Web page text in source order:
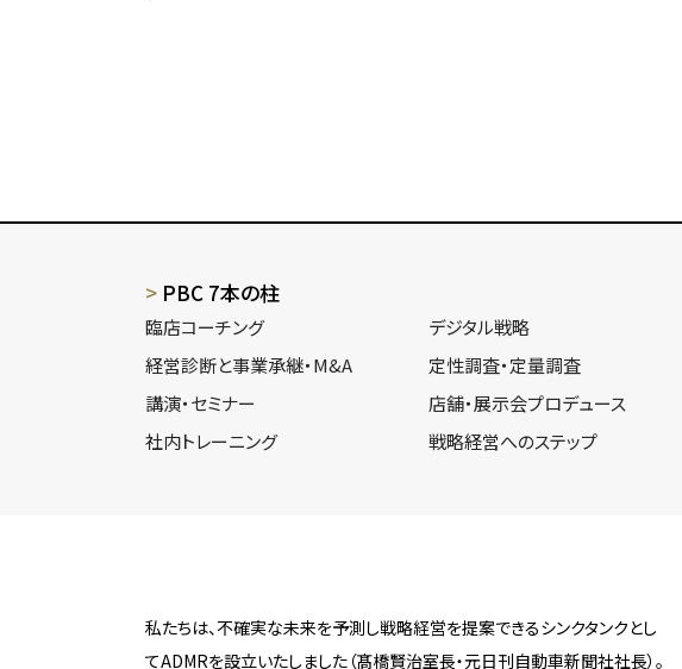
PBC 7本の柱
臨店コーチング
経営診断と事業承継・M&A
講演・セミナー
社内トレーニング
デジタル戦略
定性調査・定量調査
店舗・展示会プロデュース
戦略経営へのステップ
私たちは、不確実な未来を予測し戦略経営を提案できるシンクタンクとし
てADMRを設立いたしました（髙橋賢治室長・元日刊自動車新聞社社長）。